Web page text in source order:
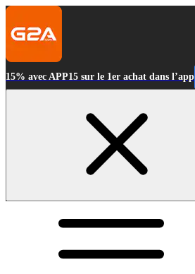
15% avec APP15 sur le 1er achat dans l’app